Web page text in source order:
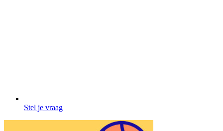
Stel je vraag